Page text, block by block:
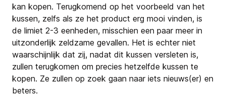
kan kopen. Terugkomend op het voorbeeld van het
kussen, zelfs als ze het product erg mooi vinden, is
de limiet 2-3 eenheden, misschien een paar meer in
uitzonderlijk zeldzame gevallen. Het is echter niet
waarschijnlijk dat zij, nadat dit kussen versleten is,
zullen terugkomen om precies hetzelfde kussen te
kopen. Ze zullen op zoek gaan naar iets nieuws(er) en
beters.